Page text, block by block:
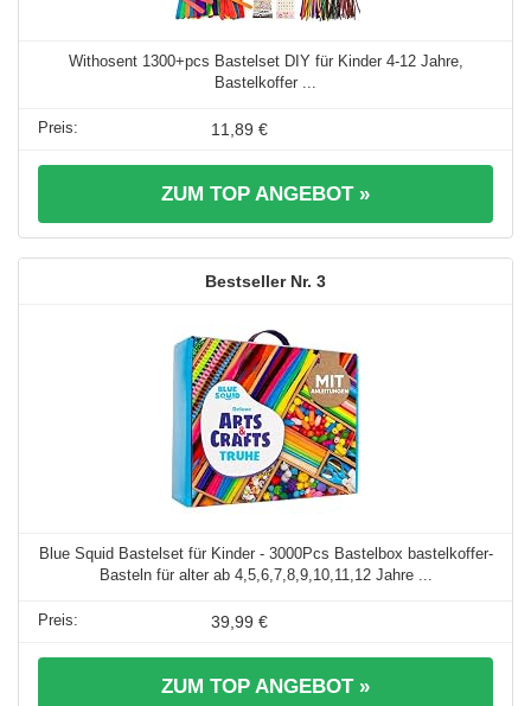
Withosent 1300+pcs Bastelset DIY für Kinder 4-12 Jahre,
Bastelkoffer ...
11,89 €
ZUM TOP ANGEBOT »
3
Blue Squid Bastelset für Kinder - 3000Pcs Bastelbox bastelkoffer-
Basteln für alter ab 4,5,6,7,8,9,10,11,12 Jahre ...
39,99 €
ZUM TOP ANGEBOT »